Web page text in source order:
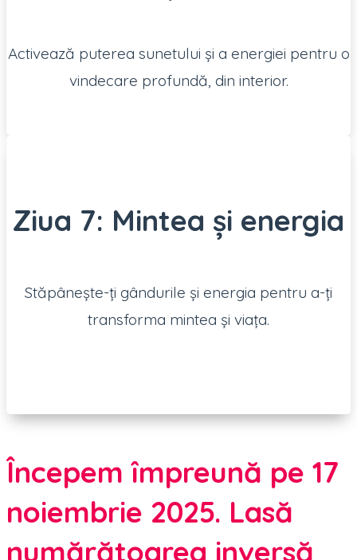
Activează puterea sunetului și a energiei pentru o
vindecare profundă, din interior.
Ziua 7: Mintea și energia
Stăpânește-ți gândurile și energia pentru a-ți
transforma mintea și viața.
Începem împreună pe 17
noiembrie 2025. Lasă
numărătoarea inversă